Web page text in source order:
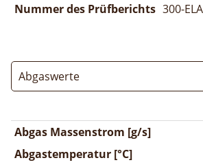
Nummer des Prüfberichts 300-
Abgaswerte
Abgas Massenstrom [g/s]
Abgastemperatur [°C]